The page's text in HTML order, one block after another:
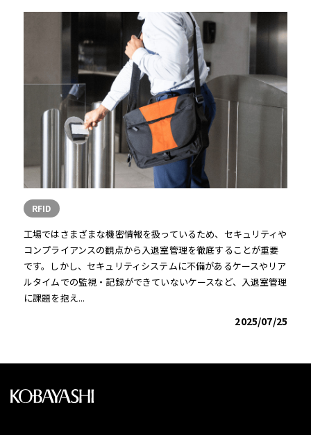
RFID
工場ではさまざまな機密情報を扱っているため、セキュリティや
コンプライアンスの観点から入退室管理を徹底することが重要
です。しかし、セキュリティシステムに不備があるケースやリア
ルタイムでの監視・記録ができていないケースなど、入退室管理
に課題を抱え...
2025/07/25